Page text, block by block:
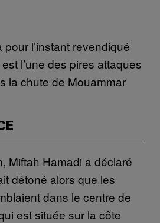
pour l’instant revendiqué
l’une des pires attaques
la chute de Mouammar
Miftah Hamadi a déclaré
détoné alors que les
dans le centre de
est située sur la côte